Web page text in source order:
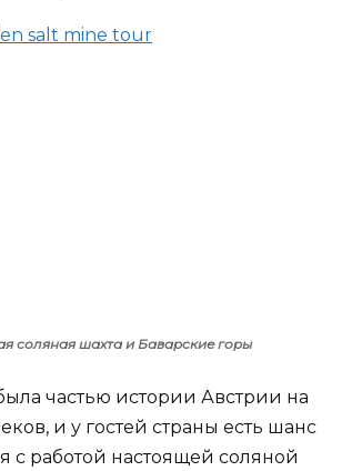
соляная шахта и Баварские горы
частью истории Австрии на
и у гостей страны есть шанс
с работой настоящей соляной